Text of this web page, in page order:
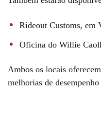
Rideout Customs, em
Oficina do Willie
Ambos os locais
melhorias de